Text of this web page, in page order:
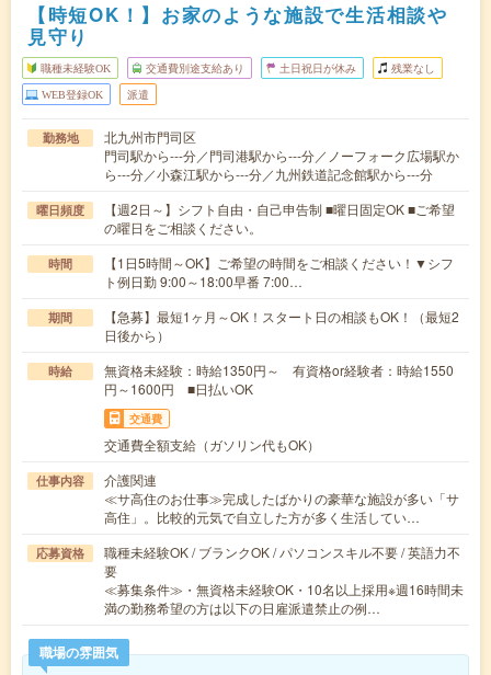
【時短OK！】お家のような施設で生活相談や
見守り
職種未経験OK 交通費別途支給あり 土日祝日が休み 残業なし
WEB登録OK 派遣
勤務地
北九州市門司区
門司駅から---分／門司港駅から---分／ノーフォーク広場駅か
ら---分／小森江駅から---分／九州鉄道記念館駅から---分
曜日頻度
【週2日～】シフト自由・自己申告制 ■曜日固定OK ■ご希望
の曜日をご相談ください。
時間
【1日5時間～OK】ご希望の時間をご相談ください！▼シフ
ト例日勤 9:00～18:00早番 7:00…
期間
【急募】最短1ヶ月～OK！スタート日の相談もOK！（最短2
日後から）
時給
無資格未経験：時給1350円～ 有資格or経験者：時給1550
円～1600円 ■日払いOK
交通費
交通費全額支給（ガソリン代もOK）
仕事内容
介護関連
≪サ高住のお仕事≫完成したばかりの豪華な施設が多い「サ
高住」。比較的元気で自立した方が多く生活してい…
応募資格
職種未経験OK / ブランクOK / パソコンスキル不要 / 英語力不
要
≪募集条件≫・無資格未経験OK・10名以上採用※週16時間未
満の勤務希望の方は以下の日雇派遣禁止の例…
職場の雰囲気